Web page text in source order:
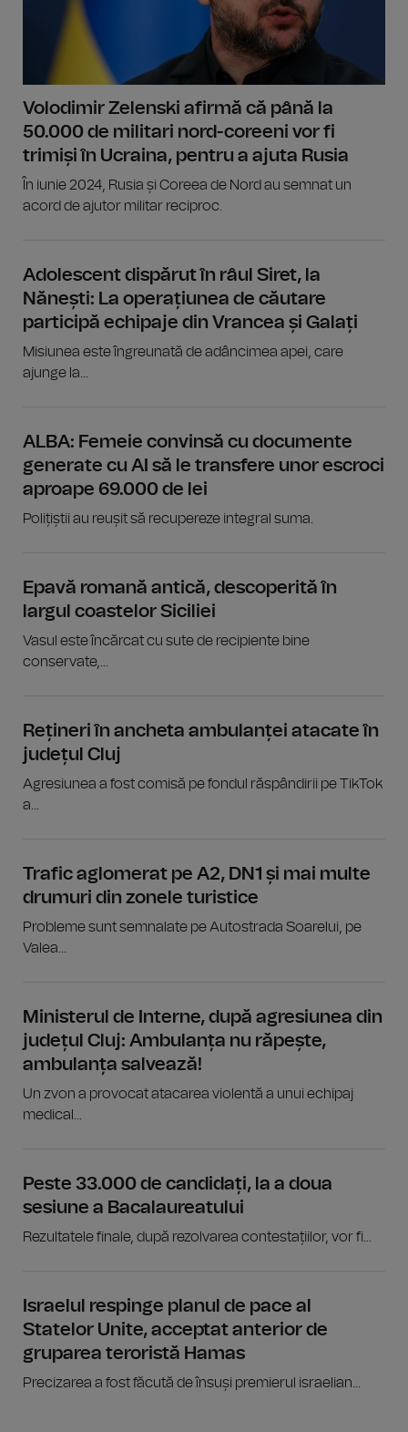
Volodimir Zelenski afirmă că până la
50.000 de militari nord-coreeni vor fi
trimiși în Ucraina, pentru a ajuta Rusia
În iunie 2024, Rusia și Coreea de Nord au semnat un
acord de ajutor militar reciproc.
Adolescent dispărut în râul Siret, la
Nănești: La operațiunea de căutare
participă echipaje din Vrancea și Galați
Misiunea este îngreunată de adâncimea apei, care
ajunge la...
ALBA: Femeie convinsă cu documente
generate cu AI să le transfere unor escroci
aproape 69.000 de lei
Polițiștii au reușit să recupereze integral suma.
Epavă romană antică, descoperită în
largul coastelor Siciliei
Vasul este încărcat cu sute de recipiente bine
conservate,...
Rețineri în ancheta ambulanței atacate în
județul Cluj
Agresiunea a fost comisă pe fondul răspândirii pe TikTok
a...
Trafic aglomerat pe A2, DN1 și mai multe
drumuri din zonele turistice
Probleme sunt semnalate pe Autostrada Soarelui, pe
Valea...
Ministerul de Interne, după agresiunea din
județul Cluj: Ambulanța nu răpește,
ambulanța salvează!
Un zvon a provocat atacarea violentă a unui echipaj
medical...
Peste 33.000 de candidați, la a doua
sesiune a Bacalaureatului
Rezultatele finale, după rezolvarea contestațiilor, vor fi...
Israelul respinge planul de pace al
Statelor Unite, acceptat anterior de
gruparea teroristă Hamas
Precizarea a fost făcută de însuși premierul israelian...